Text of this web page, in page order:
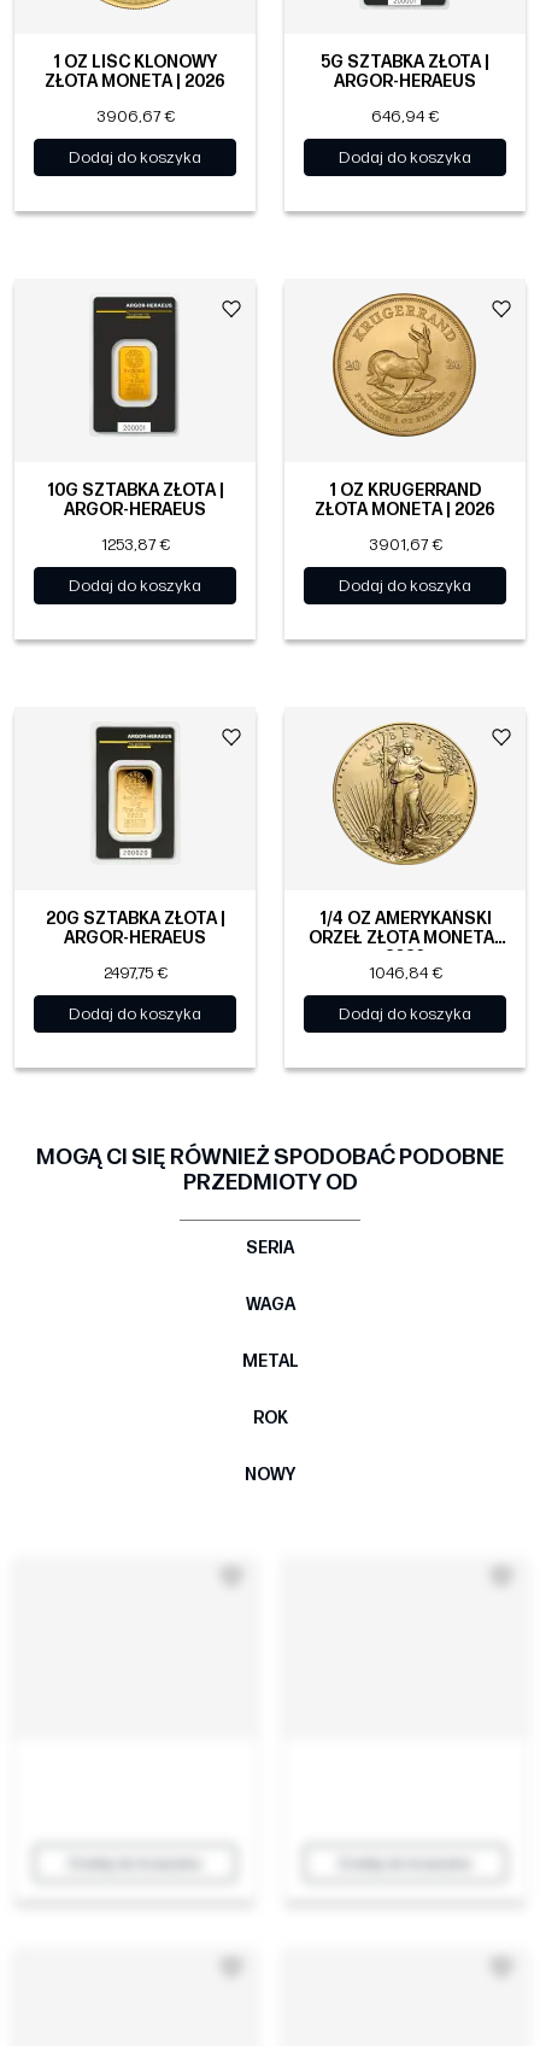
1 OZ LIŚĆ KLONOWY
ZŁOTA MONETA | 2026
3906,67 €
Dodaj do koszyka
5G SZTABKA ZŁOTA |
ARGOR-HERAEUS
646,94 €
Dodaj do koszyka
10G SZTABKA ZŁOTA |
ARGOR-HERAEUS
1253,87 €
Dodaj do koszyka
1 OZ KRUGERRAND
ZŁOTA MONETA | 2026
3901,67 €
Dodaj do koszyka
20G SZTABKA ZŁOTA |
ARGOR-HERAEUS
2497,75 €
Dodaj do koszyka
1/4 OZ AMERYKAŃSKI
ORZEŁ ZŁOTA MONETA |
2026
1046,84 €
Dodaj do koszyka
MOGĄ CI SIĘ RÓWNIEŻ SPODOBAĆ PODOBNE
PRZEDMIOTY OD
SERIA
WAGA
METAL
ROK
NOWY